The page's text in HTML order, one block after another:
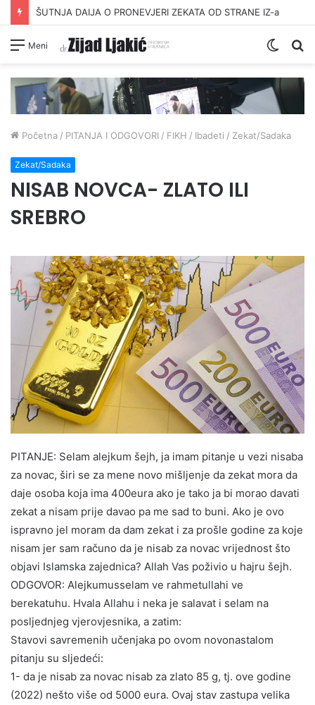
ŠUTNJA DAIJA O PRONEVJERI ZEKATA OD STRANE IZ-a
Meni
Switch
Početna / PITANJA I ODGOVORI / FIKH / Ibadeti / Zekat/Sadaka
Zekat/Sadaka
NISAB NOVCA- ZLATO ILI
SREBRO
PITANJE: Selam alejkum šejh, ja imam pitanje u vezi nisaba
za novac, širi se za mene novo mišljenje da zekat mora da
daje osoba koja ima 400eura ako je tako ja bi morao davati
zekat a nisam prije davao pa me sad to buni. Ako je ovo
ispravno jel moram da dam zekat i za prošle godine za koje
nisam jer sam računo da je nisab za novac vrijednost što
objavi Islamska zajednica? Allah Vas poživio u hajru šejh.
ODGOVOR: Alejkumusselam ve rahmetullahi ve
berekatuhu. Hvala Allahu i neka je salavat i selam na
posljednjeg vjerovjesnika, a zatim:
Stavovi savremenih učenjaka po ovom novonastalom
pitanju su sljedeći:
1- da je nisab za novac nisab za zlato 85 g, tj. ove godine
(2022) nešto više od 5000 eura. Ovaj stav zastupa velika